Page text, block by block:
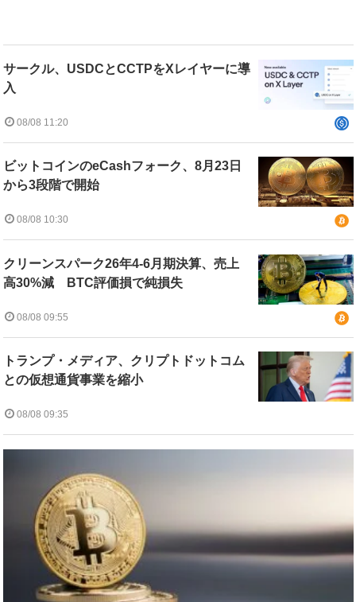
サークル、USDCとCCTPをXレイヤーに導
入
08/08 11:20
ビットコインのeCashフォーク、8月23日
から3段階で開始
08/08 10:30
クリーンスパーク26年4-6月期決算、売上
高30%減 BTC評価損で純損失
08/08 09:55
トランプ・メディア、クリプトドットコム
との仮想通貨事業を縮小
08/08 09:35